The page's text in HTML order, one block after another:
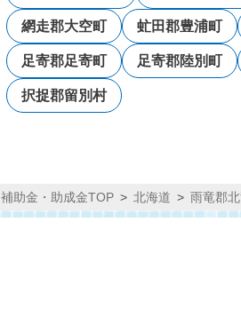
網走郡大空町 虻田郡豊浦町
足寄郡足寄町 足寄郡陸別町
択捉郡留別村
補助金・助成金TOP 北海道 雨竜郡